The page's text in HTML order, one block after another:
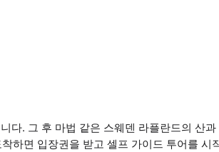
다. 그 후 마법 같은 스웨덴 라플란드의 산
하면 입장권을 받고 셀프 가이드 투어를 시